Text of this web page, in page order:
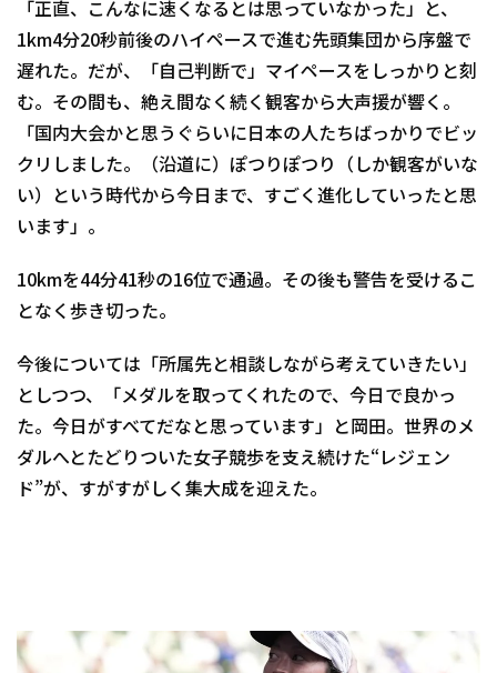
「正直、こんなに速くなるとは思っていなかった」と、
1km4分20秒前後のハイペースで進む先頭集団から序盤で
遅れた。だが、「自己判断で」マイペースをしっかりと刻
む。その間も、絶え間なく続く観客から大声援が響く。
「国内大会かと思うぐらいに日本の人たちばっかりでビッ
クリしました。（沿道に）ぽつりぽつり（しか観客がいな
い）という時代から今日まで、すごく進化していったと思
います」。
10kmを44分41秒の16位で通過。その後も警告を受けるこ
となく歩き切った。
今後については「所属先と相談しながら考えていきたい」
としつつ、「メダルを取ってくれたので、今日で良かっ
た。今日がすべてだなと思っています」と岡田。世界のメ
ダルへとたどりついた女子競歩を支え続けた“レジェン
ド”が、すがすがしく集大成を迎えた。